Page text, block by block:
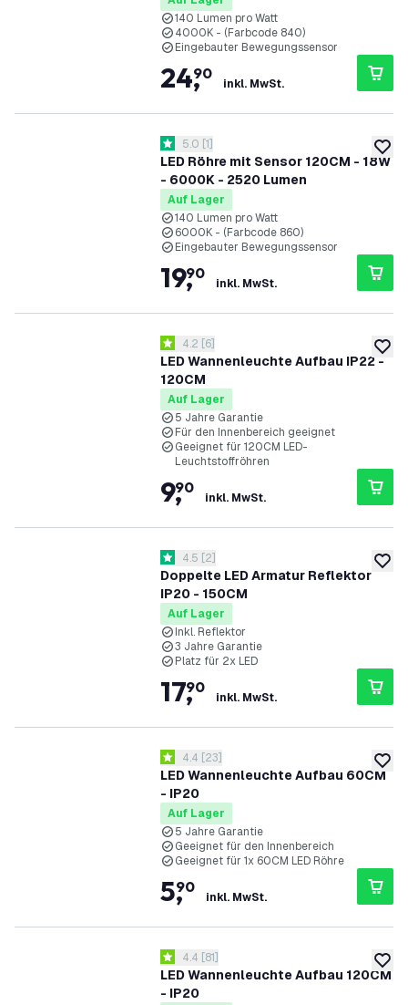
140 Lumen pro Watt
4000K - (Farbcode 840)
Eingebauter Bewegungssensor
24,
90
inkl. MwSt.
zur
LED Röhre mit Sensor 120CM - 18W
- 6000K - 2520 Lumen
Bewertungsbereich öffnen
5 Bewertungssterne
5.0 [1]
Auf Lager
140 Lumen pro Watt
6000K - (Farbcode 860)
Eingebauter Bewegungssensor
19,
90
inkl. MwSt.
zur
LED Wannenleuchte Aufbau IP22 -
120CM
Bewertungsbereich öffnen
4.2 Bewertungssterne
4.2 [6]
Auf Lager
5 Jahre Garantie
Für den Innenbereich geeignet
Geeignet für 120CM LED-
Leuchtstoffröhren
9,
90
inkl. MwSt.
zur
Doppelte LED Armatur Reflektor
IP20 - 150CM
Bewertungsbereich öffnen
4.5 Bewertungssterne
4.5 [2]
Auf Lager
Inkl. Reflektor
3 Jahre Garantie
Platz für 2x LED
17,
90
inkl. MwSt.
zur
LED Wannenleuchte Aufbau 60CM
- IP20
Bewertungsbereich öffnen
4.4 Bewertungssterne
4.4 [23]
Auf Lager
5 Jahre Garantie
Geeignet für den Innenbereich
Geeignet für 1x 60CM LED Röhre
5,
90
inkl. MwSt.
zur
LED Wannenleuchte Aufbau 120CM
- IP20
Bewertungsbereich öffnen
4.4 Bewertungssterne
4.4 [81]